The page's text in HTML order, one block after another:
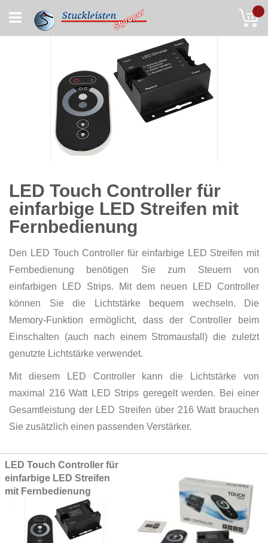
to
Content
LED Touch Controller für
einfarbige LED Streifen mit
Fernbedienung
Den LED Touch Controller für einfarbige LED Streifen mit
Fernbedienung benötigen Sie zum Steuern von
einfarbigen LED Strips. Mit dem neuen LED Controller
können Sie die Lichtstärke bequem wechseln. Die
Memory-Funktion ermöglicht, dass der Controller beim
Einschalten (auch nach einem Stromausfall) die zuletzt
genutzte Lichtstärke verwendet.
Mit diesem LED Controller kann die Lichtstärke von
maximal 216 Watt LED Strips geregelt werden. Bei einer
Gesamtleistung der LED Streifen über 216 Watt brauchen
Sie zusätzlich einen passenden Verstärker.
Grouped
product
items
LED Touch Controller für
einfarbige LED Streifen
mit Fernbedienung